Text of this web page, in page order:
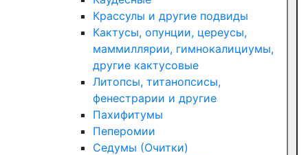
Крассулы и другие подвиды
Кактусы, опунции, цереусы,
маммиллярии, гимнокалициумы,
другие кактусовые
Литопсы, титанопсисы,
фенестрарии и другие
Пахифитумы
Пеперомии
Седумы (Очитки)